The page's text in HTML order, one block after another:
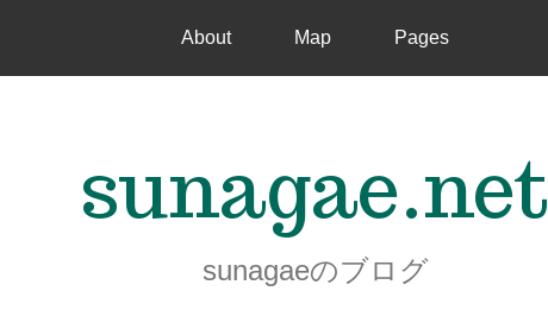
About Map Pages
sunagae.net
sunagaeのブログ